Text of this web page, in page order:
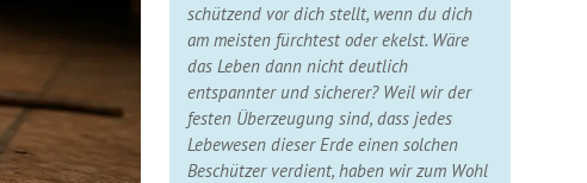
schützend vor dich stellt, wenn du dich
am meisten fürchtest oder ekelst. Wäre
das Leben dann nicht deutlich
entspannter und sicherer? Weil wir der
festen Überzeugung sind, dass jedes
Lebewesen dieser Erde einen solchen
Beschützer verdient, haben wir zum Wohl